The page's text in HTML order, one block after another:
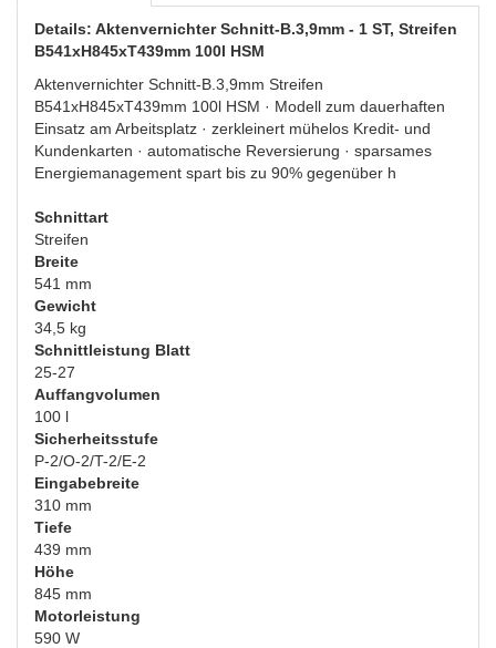
Details: Aktenvernichter Schnitt-B.3,9mm - 1 ST, Streifen
B541xH845xT439mm 100l HSM
Aktenvernichter Schnitt-B.3,9mm Streifen
B541xH845xT439mm 100l HSM · Modell zum dauerhaften
Einsatz am Arbeitsplatz · zerkleinert mühelos Kredit- und
Kundenkarten · automatische Reversierung · sparsames
Energiemanagement spart bis zu 90% gegenüber h
Schnittart
Streifen
Breite
541 mm
Gewicht
34,5 kg
Schnittleistung Blatt
25-27
Auffangvolumen
100 l
Sicherheitsstufe
P-2/O-2/T-2/E-2
Eingabebreite
310 mm
Tiefe
439 mm
Höhe
845 mm
Motorleistung
590 W